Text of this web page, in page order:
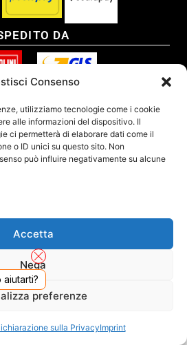
Consenso
utilizziamo tecnologie come i cookie
alle informazioni del dispositivo. Il
ci permetterà di elaborare dati come il
o ID unici su questo sito. Non
può influire negativamente su alcune
Accetta
Nega
preferenze
sulla PrivacyImprint
DA
Enrico Forlanini 23 - 20134 Milano (MI) - Italy
- Numero REA MI-2640300 - Cap. Soc.